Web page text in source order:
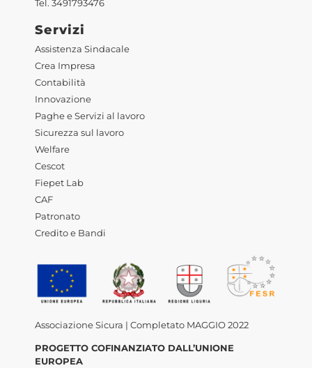
Tel. 3491793476
Servizi
Assistenza Sindacale
Crea Impresa
Contabilità
Innovazione
Paghe e Servizi al lavoro
Sicurezza sul lavoro
Welfare
Cescot
Fiepet Lab
CAF
Patronato
Credito e Bandi
Associazione Sicura | Completato MAGGIO 2022
PROGETTO COFINANZIATO DALL’UNIONE
EUROPEA